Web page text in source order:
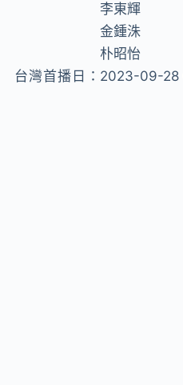
李東輝
金鍾洙
朴昭怡
台灣首播日： 2023-09-28